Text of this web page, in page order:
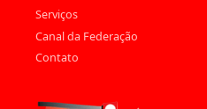
Serviços
Canal da Federação
Contato